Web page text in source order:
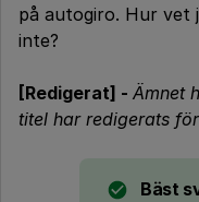
på autogiro. Hur vet
inte?
[Redigerat] - Ämnet
titel har redigerats
Bäst